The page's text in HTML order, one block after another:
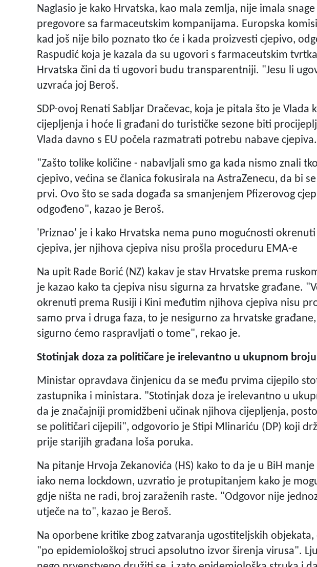
Naglasio je kako Hrvatska, kao mala zemlja, nije imala
pregovore sa farmaceutskim kompanijama. Europska
kad još nije bilo poznato tko će i kada proizvesti cjepivo,
Raspudić koja je kazala da su ugovori s farmaceutskim
Hrvatska čini da ti ugovori budu transparentniji. "Jesu li
uzvraća joj Beroš.
SDP-ovoj Renati Sabljar Dračevac, koja je pitala što je
cijepljenja i hoće li građani do turističke sezone biti
Vlada davno s EU počela razmatrati potrebu nabave cjepiva.
"Zašto tolike količine - nabavljali smo ga kada nismo znali
cjepivo, većina se članica fokusirala na AstraZenecu, da bi
prvi. Ovo što se sada događa sa smanjenjem Pfizerovog
odgođeno", kazao je Beroš.
'Priznao' je i kako Hrvatska nema puno mogućnosti
cjepiva, jer njihova cjepiva nisu prošla proceduru EMA-e
Na upit Rade Borić (NZ) kakav je stav Hrvatske prema
je kazao kako ta cjepiva nisu sigurna za hrvatske građane.
okrenuti prema Rusiji i Kini međutim njihova cjepiva nisu
samo prva i druga faza, to je nesigurno za hrvatske
sigurno ćemo raspravljati o tome", rekao je.
Stotinjak doza za političare je irelevantno u ukupnom broju
Ministar opravdava činjenicu da se među prvima cijepilo
zastupnika i ministara. "Stotinjak doza je irelevantno u
da je značajniji promidžbeni učinak njihova cijepljenja,
se političari cijepili", odgovorio je Stipi Mlinariću (DP) koji
prije starijih građana loša poruka.
Na pitanje Hrvoja Zekanovića (HS) kako to da je u BiH
iako nema lockdown, uzvratio je protupitanjem kako je
gdje ništa ne radi, broj zaraženih raste. "Odgovor nije
utječe na to", kazao je Beroš.
Na oporbene kritike zbog zatvaranja ugostiteljskih
"po epidemiološkoj struci apsolutno izvor širenja virusa".